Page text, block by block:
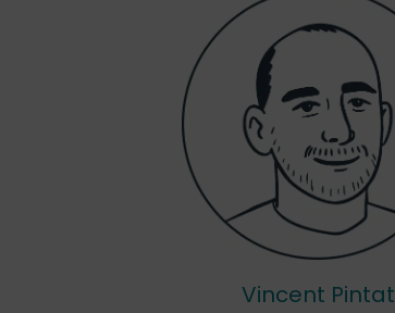
Vincent Pintat